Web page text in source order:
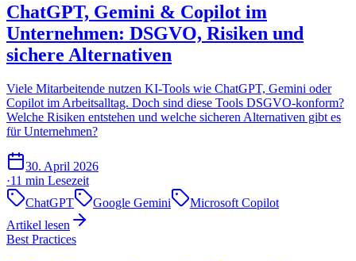
ChatGPT, Gemini & Copilot im
Unternehmen: DSGVO, Risiken und
sichere Alternativen
Viele Mitarbeitende nutzen KI-Tools wie ChatGPT, Gemini oder
Copilot im Arbeitsalltag. Doch sind diese Tools DSGVO-konform?
Welche Risiken entstehen und welche sicheren Alternativen gibt es
für Unternehmen?
30. April 2026
·11 min Lesezeit
ChatGPT
Google Gemini
Microsoft Copilot
Artikel lesen
Best Practices